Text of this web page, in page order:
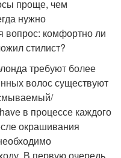
проще, чем
нужно
вопрос: комфортно ли
стилист?
требуют более
волос существуют
в процессе каждого
окрашивания